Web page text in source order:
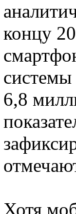
концу
6,8
Хотя